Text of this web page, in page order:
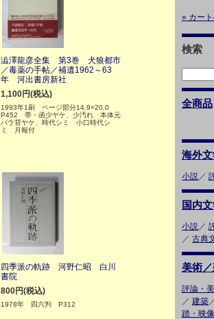
澁澤龍彦全集 第3巻 犬狼都市
／毒薬の手帖／補遺1962～63
年 河出書房新社
1,100円(税込)
1993年1刷 ページ部分14.9×20.0
P452 帯・函少ヤケ、少汚れ 本体元
パラ背ヤケ、時代シミ 小口時代シ
ミ 月報付
四季派の軌跡 河野仁昭 白川
書院
800円(税込)
1978年 四六判 P312
» カー
検索
全商品
海外
小説／
国内
小説／
／ 古典
美術
評論・
／ 建築
踏・映